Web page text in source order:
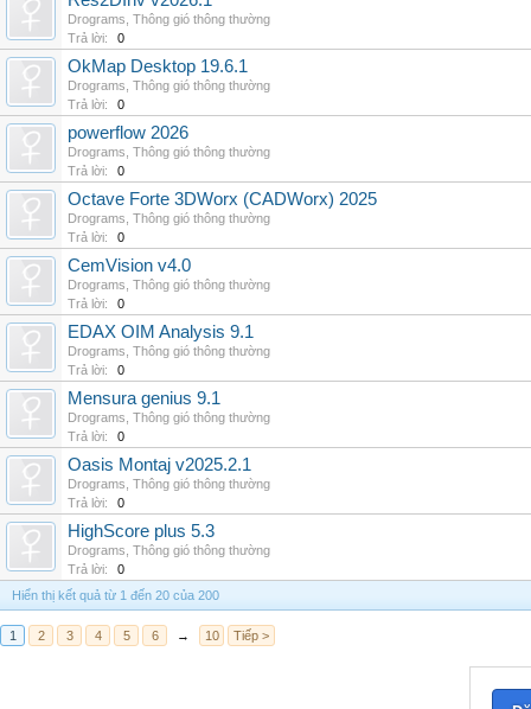
Drograms Thông gió thông thường
Trả lời:
0
OkMap Desktop 19.6.1
Drograms Thông gió thông thường
Trả lời:
0
powerflow 2026
Drograms Thông gió thông thường
Trả lời:
0
Octave Forte 3DWorx (CADWorx) 2025
Drograms Thông gió thông thường
Trả lời:
0
CemVision v4.0
Drograms Thông gió thông thường
Trả lời:
0
EDAX OIM Analysis 9.1
Drograms Thông gió thông thường
Trả lời:
0
Mensura genius 9.1
Drograms Thông gió thông thường
Trả lời:
0
Oasis Montaj v2025.2.1
Drograms Thông gió thông thường
Trả lời:
0
HighScore plus 5.3
Drograms Thông gió thông thường
Trả lời:
0
Hiển thị kết quả từ 1 đến 20 của 200
1 2 3 4 5 6 → 10 Tiếp >